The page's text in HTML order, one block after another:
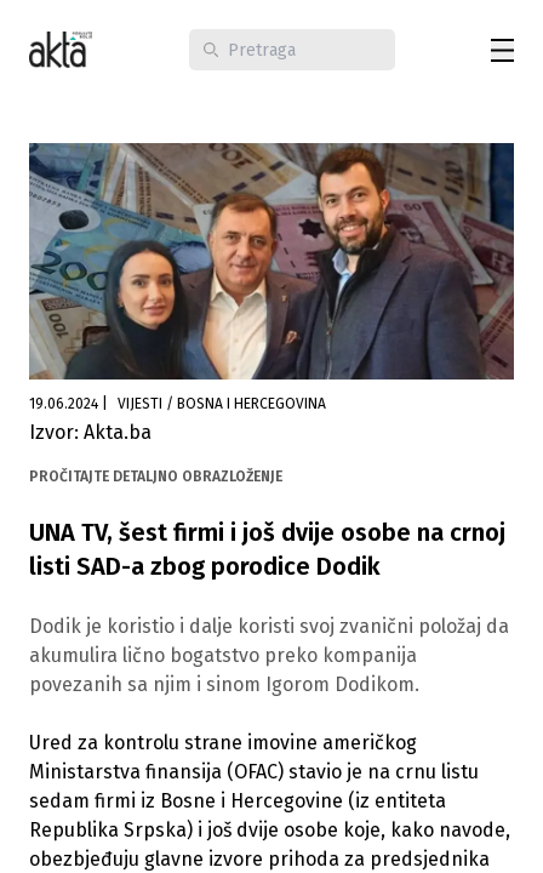
19.06.2024 VIJESTI / BOSNA I HERCEGOVINA
Izvor: Akta.ba
PROČITAJTE DETALJNO OBRAZLOŽENJE
UNA TV, šest firmi i još dvije osobe na crnoj
listi SAD-a zbog porodice Dodik
Dodik je koristio i dalje koristi svoj zvanični položaj da
akumulira lično bogatstvo preko kompanija
povezanih sa njim i sinom Igorom Dodikom.
Ured za kontrolu strane imovine američkog
Ministarstva finansija (OFAC) stavio je na crnu listu
sedam firmi iz Bosne i Hercegovine (iz entiteta
Republika Srpska) i još dvije osobe koje, kako navode,
obezbjeđuju glavne izvore prihoda za predsjednika